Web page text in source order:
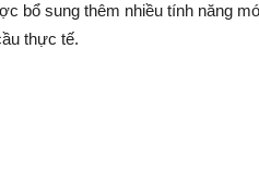
bổ sung thêm nhiều tính năng
thực tế.